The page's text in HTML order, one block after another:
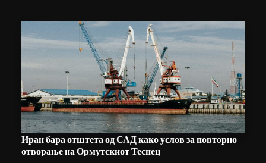
Иран бара отштета од САД како услов за повторно
отворање на Ормутскиот Теснец